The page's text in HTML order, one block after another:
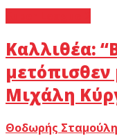
Καλλιθέα:
Μιχάλη
Θοδωρής